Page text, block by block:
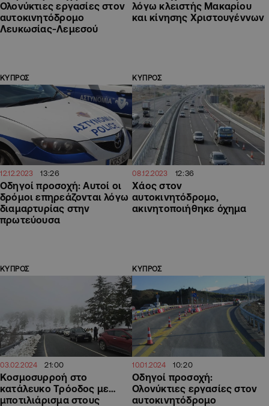
Ολονύκτιες εργασίες στον
αυτοκινητόδρομο
Λευκωσίας-Λεμεσού
λόγω κλειστής Μακαρίου
και κίνησης Χριστουγέννων
ΚΥΠΡΟΣ
12.12.2023 13:26
Οδηγοί προσοχή: Αυτοί οι
δρόμοι επηρεάζονται λόγω
διαμαρτυρίας στην
πρωτεύουσα
ΚΥΠΡΟΣ
08.12.2023 12:36
Χάος στον
αυτοκινητόδρομο,
ακινητοποιήθηκε όχημα
ΚΥΠΡΟΣ
03.02.2024 21:00
Κοσμοσυρροή στο
κατάλευκο Τρόοδος με…
μποτιλιάρισμα στους
ΚΥΠΡΟΣ
10.01.2024 10:20
Οδηγοί προσοχή:
Ολονύκτιες εργασίες στον
αυτοκινητόδρομο